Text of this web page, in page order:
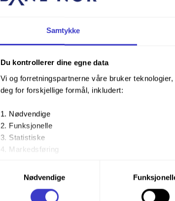
Samtykke
Du kontrollerer dine egne data
Vi og forretningspartnerne våre bruker
deg for forskjellige formål, inkludert:
Nødvendige
Funksjonelle
Statistiske
Markedsføring
Ved å trykke «Godta alle» gir du din tillatelse til
trykke på avmerkingsboksen under formålet, og
Nødvendige
Forstørr bildet